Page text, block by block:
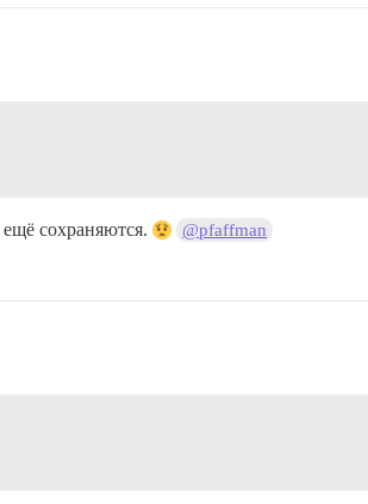
сохраняются. @pfaffman